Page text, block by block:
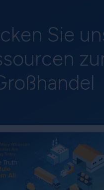
Sie